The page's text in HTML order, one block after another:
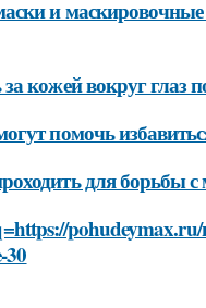
и
кожей вокруг глаз
помочь
для борьбы
30